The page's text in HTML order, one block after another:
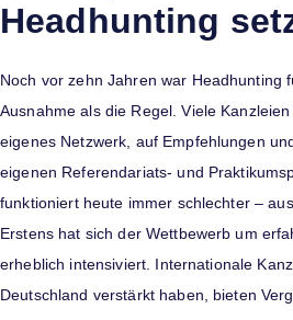
Headhunting
Noch vor zehn Jahren war Headhunting
Ausnahme als die Regel. Viele
eigenes Netzwerk, auf Empfehlungen
eigenen Referendariats- und
funktioniert heute immer schlechter –
Erstens hat sich der Wettbewerb um
erheblich intensiviert. Internationale
Deutschland verstärkt haben, bieten